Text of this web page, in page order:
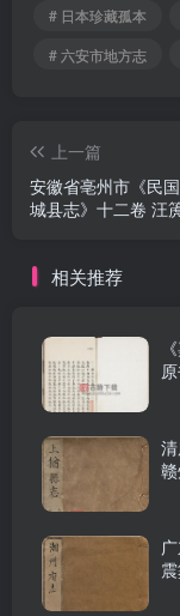
# 日本珍藏孤本
# 六安市地方志
上一篇
安徽省亳州市《民
城县志》十二卷 汪
相关推荐